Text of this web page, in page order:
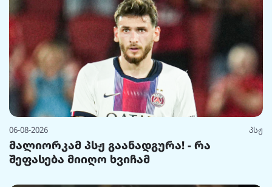
06-08-2026 პსჟ
მალიორკამ პსჟ გაანადგურა! - რა
შეფასება მიიღო ხვიჩამ